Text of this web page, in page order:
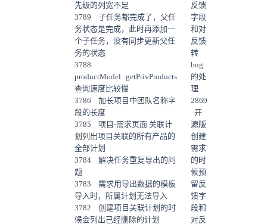
反馈
字段
和对
反馈
转
bug
的处
理
2869
开
源版
创建
需求
的时
候预
留反
馈字
段和
对反
先级的列宽不足
3789 子任务都完成了，父任
务状态是完成，此时再添加一
个子任务，没有同步更新父任
务的状态
3788
productModel::getPrivProducts
查询速度比较慢
3786 加长项目中团队名称字
段的长度
3785 项目-需求页面 关联计
划列出项目关联的所有产品的
全部计划
3784 解决任务重复导出的问
题
3783 需求用导出数据的模板
导入时，所属计划无法导入
3782 创建项目关联计划的时
候会列出已经删除的计划